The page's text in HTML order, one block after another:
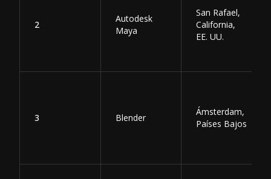
2
Autodesk
Maya
San Rafael,
California,
EE. UU.
3 Blender
Ámsterdam,
Países Bajos